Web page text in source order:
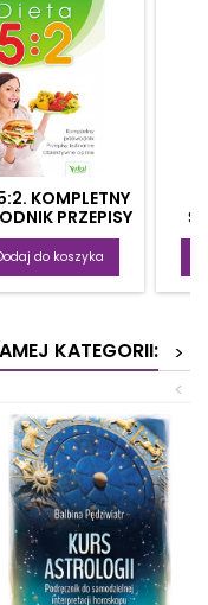
KOMPLETNY
PRZEPISY
OPINIE
do koszyka
KATEGORII:
>
<